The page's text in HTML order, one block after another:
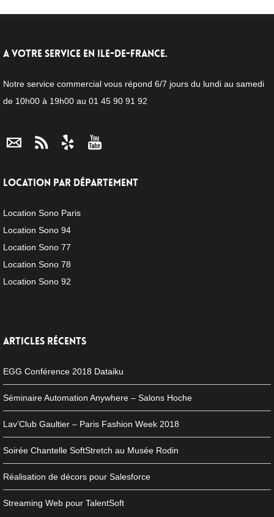
A VOTRE SERVICE EN ILE-DE-FRANCE.
Notre service commercial vous répond 6/7 jours du lundi au samedi
de 10h00 à 19h00 au 01 45 90 91 92
LOCATION PAR DÉPARTEMENT
Location Sono Paris
Location Sono 94
Location Sono 77
Location Sono 78
Location Sono 92
ARTICLES RÉCENTS
EGG Conférence 2018 Dataiku
Séminaire Automation Anywhere – Salons Hoche
Lav’Club Gaultier – Paris Fashion Week 2018
Soirée Chantelle SoftStretch au Musée Rodin
Réalisation de décors pour Salesforce
Streaming Web pour TalentSoft